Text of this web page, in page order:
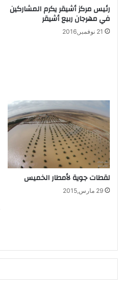
رئيس مركز أشيقر يكرم المشاركين
في مهرجان ربيع أشيقر
21 نوفمبر,2016
لقطات جوية لأمطار الخميس
29 مارس,2015